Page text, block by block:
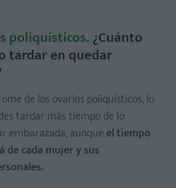
poliquísticos. ¿Cuánto
tardar en quedar
de los ovarios poliquísticos, lo
tardar más tiempo de lo
embarazada, aunque el tiempo
de cada mujer y sus